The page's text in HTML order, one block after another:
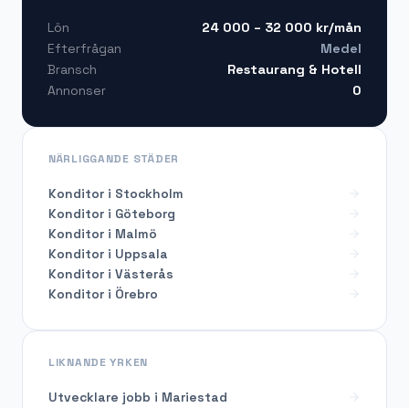
Lön 24 000 – 32 000 kr/mån
Efterfrågan
Medel
Bransch
Restaurang & Hotell
Annonser
0
NÄRLIGGANDE STÄDER
Konditor i Stockholm
Konditor i Göteborg
Konditor i Malmö
Konditor i Uppsala
Konditor i Västerås
Konditor i Örebro
LIKNANDE YRKEN
Utvecklare jobb i Mariestad